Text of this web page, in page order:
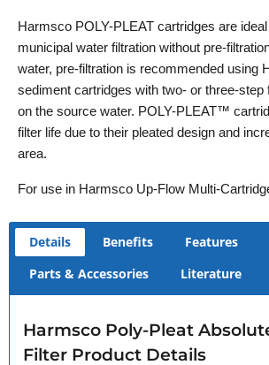
Harmsco POLY-PLEAT cartridges are
municipal water filtration without pre-
water, pre-filtration is recommended using
sediment cartridges with two- or three-step
on the source water. POLY-PLEAT™
filter life due to their pleated design and
area.
For use in Harmsco Up-Flow Multi-
Details Benefits Features
Parts & Accessories
Literature
Harmsco Poly-Pleat
Filter Product Details